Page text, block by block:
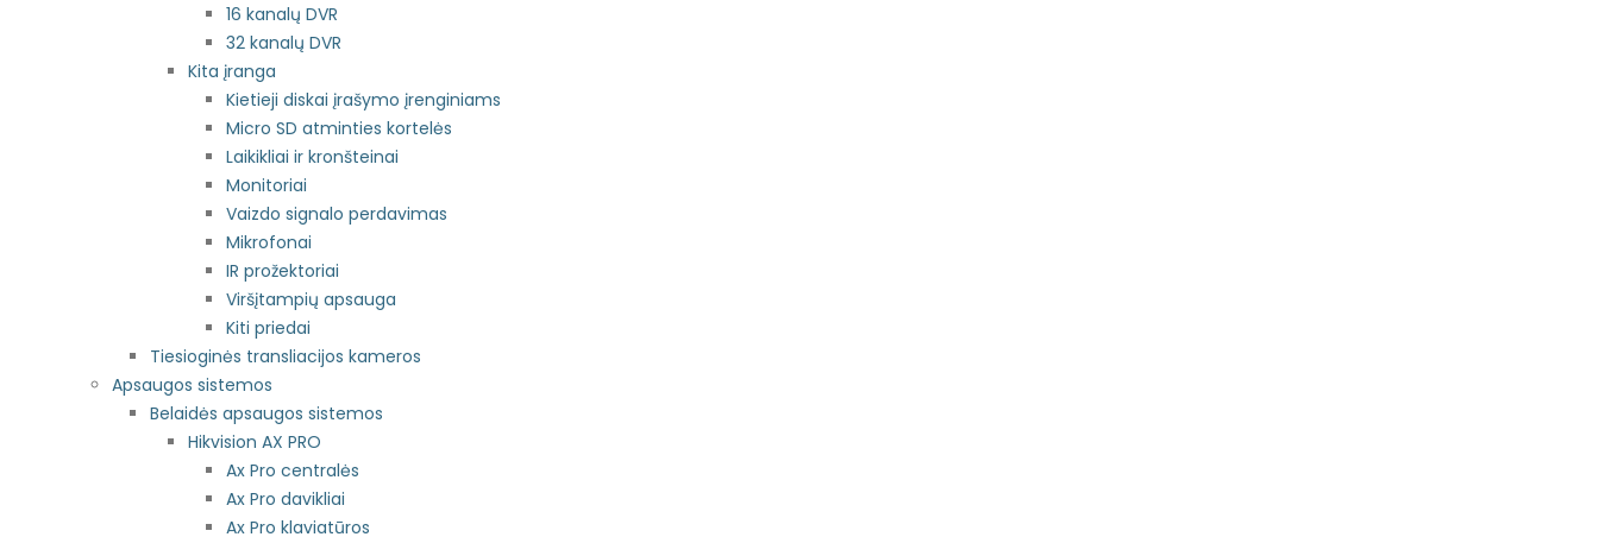
16 kanalų DVR
32 kanalų DVR
Kita įranga
Kietieji diskai įrašymo įrenginiams
Micro SD atminties kortelės
Laikikliai ir kronšteinai
Monitoriai
Vaizdo signalo perdavimas
Mikrofonai
IR prožektoriai
Viršįtampių apsauga
Kiti priedai
Tiesioginės transliacijos kameros
Apsaugos sistemos
Belaidės apsaugos sistemos
Hikvision AX PRO
Ax Pro centralės
Ax Pro davikliai
Ax Pro klaviatūros